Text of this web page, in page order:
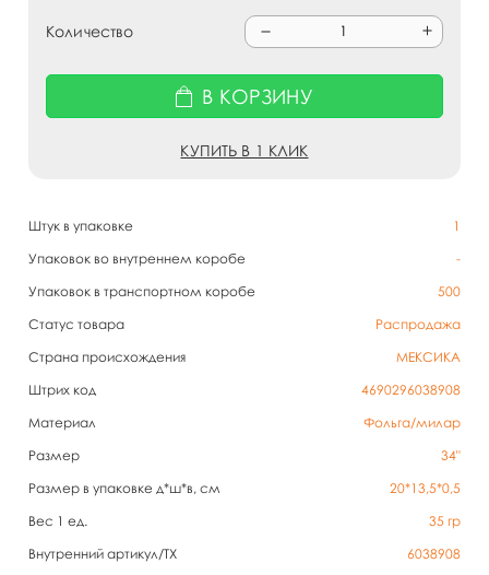
Штук в упаковке
1
Упаковок во внутреннем коробе
-
Упаковок в транспортном коробе
500
Статус товара
Распродажа
Страна происхождения
МЕКСИКА
Штрих код
4690296038908
Материал
Фольга/милар
Размер
34"
Размер в упаковке д*ш*в, см
20*13,5*0,5
Вес 1 ед.
35 гр
Внутренний артикул/TX
6038908
Количество
В КОРЗИНУ
КУПИТЬ В 1 КЛИК